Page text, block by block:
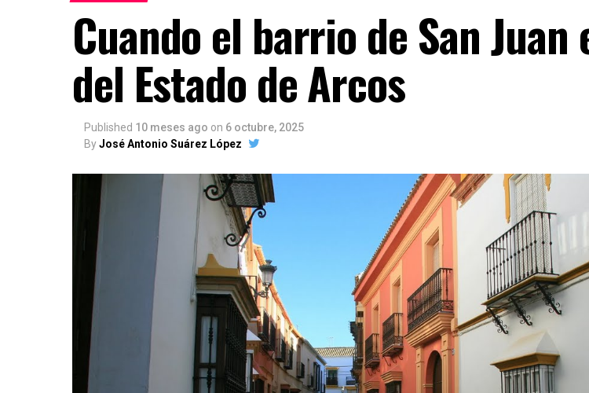
Cuando el barrio de San
del Estado de Arcos
Published 10 meses ago on 6 octubre, 2025
ByJosé Antonio Suárez López